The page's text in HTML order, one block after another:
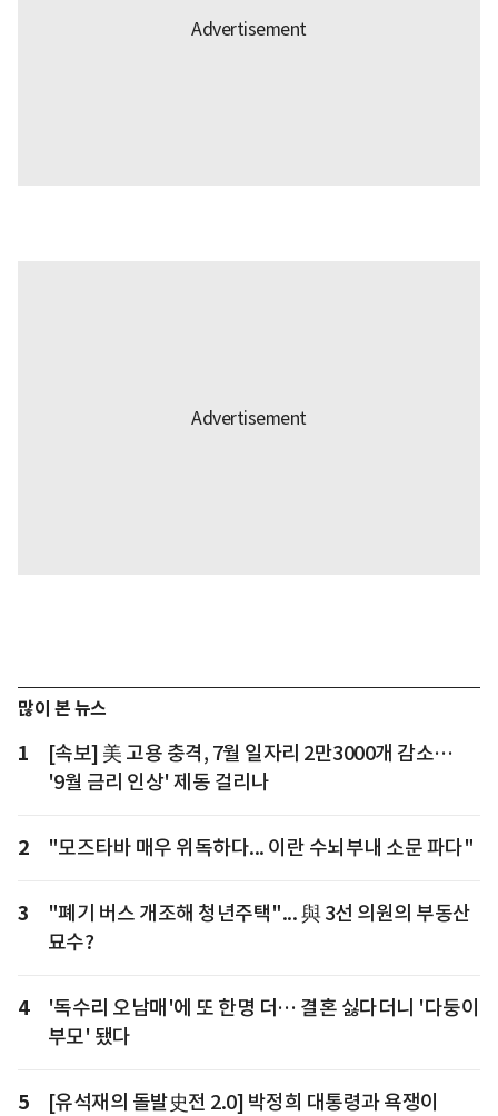
많이 본 뉴스
1
[속보] 美 고용 충격, 7월 일자리 2만3000개 감소…
'9월 금리 인상' 제동 걸리나
2 "모즈타바 매우 위독하다... 이란 수뇌부내 소문 파다"
3
"폐기 버스 개조해 청년주택"... 與 3선 의원의 부동산
묘수?
4
'독수리 오남매'에 또 한명 더… 결혼 싫다더니 '다둥이
부모' 됐다
5
[유석재의 돌발史전 2.0] 박정희 대통령과 욕쟁이